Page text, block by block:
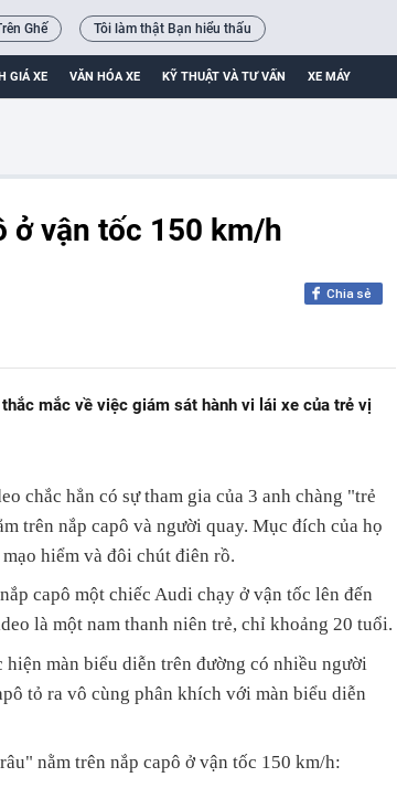
Ghế Tôi làm thật Bạn hiểu thấu
GIÁ XE VĂN HÓA XE KỸ THUẬT VÀ TƯ VẤN XE MÁY
ở vận tốc 150 km/h
Chia sẻ
mắc về việc giám sát hành vi lái xe của trẻ vị
chắc hẳn có sự tham gia của 3 anh chàng "trẻ
trên nắp capô và người quay. Mục đích của họ
hiểm và đôi chút điên rồ.
capô một chiếc Audi chạy ở vận tốc lên đến
là một nam thanh niên trẻ, chỉ khoảng 20 tuổi.
màn biểu diễn trên đường có nhiều người
tỏ ra vô cùng phân khích với màn biểu diễn
nằm trên nắp capô ở vận tốc 150 km/h: